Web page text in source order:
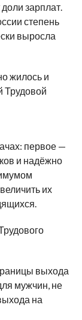
зарплат.
степень
выросла
жилось и
Трудовой
первое —
и надёжно
их
выхода
мужчин, не
на